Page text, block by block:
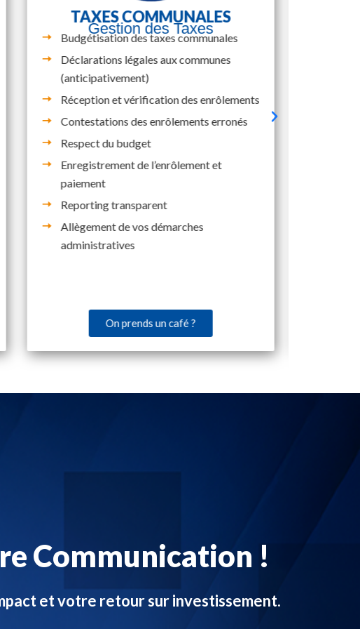
TAXES COMMUNALES
Gestion des Taxes
Budgétisation des taxes communales
Déclarations légales aux communes
(anticipativement)
Réception et vérification des enrôlements
Contestations des enrôlements erronés
Respect du budget
Enregistrement de l’enrôlement et
paiement
Reporting transparent
Allègement de vos démarches
administratives
On prends un café ?
Communication !
et votre retour sur investissement.